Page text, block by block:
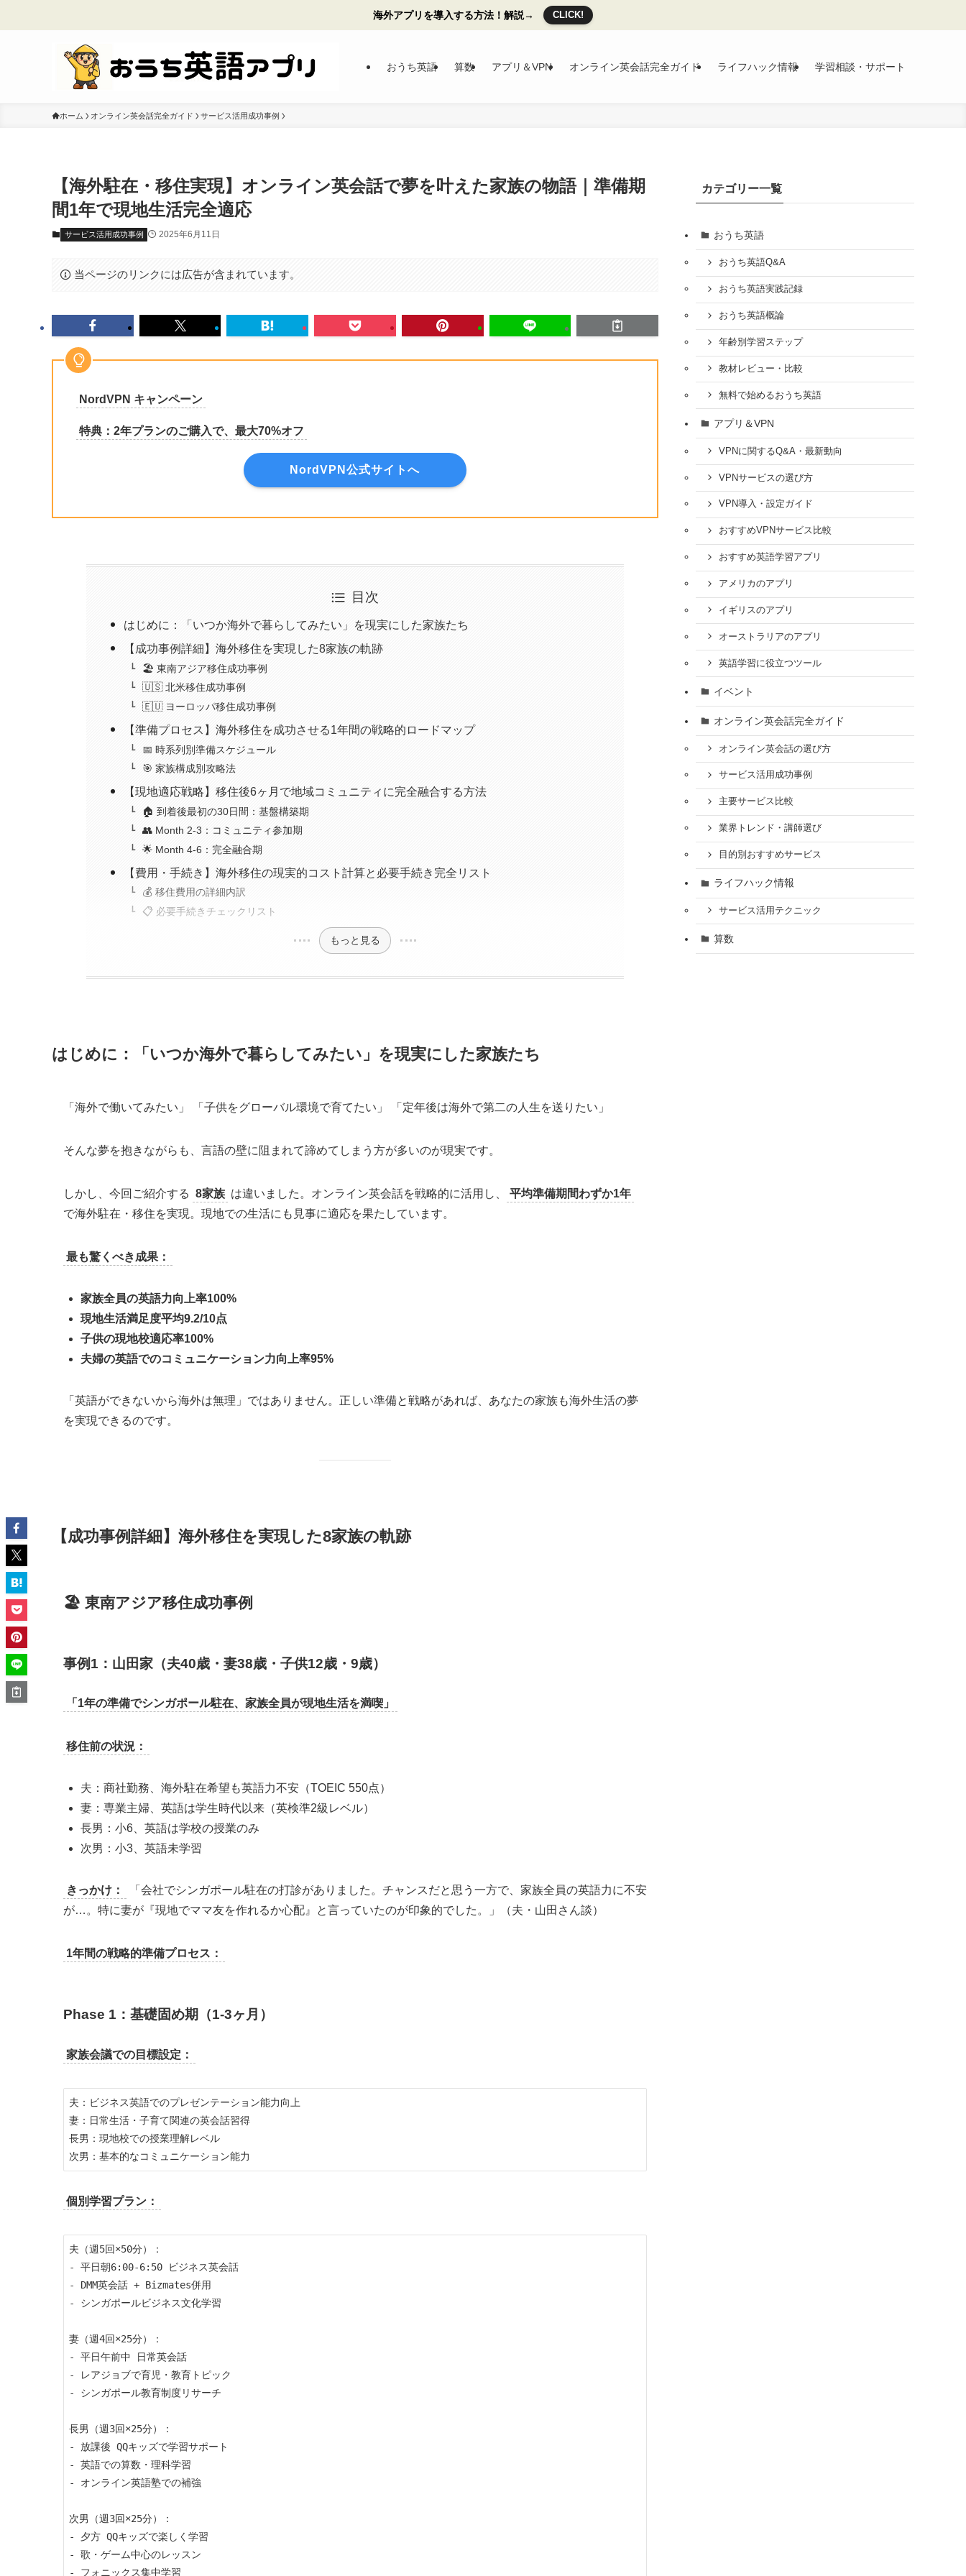
海外アプリを導入する方法！解説→ CLICK!
おうち英語 算数 アプリ＆VPN オンライン英会話完全ガイド ライフハック情報 学習相談・サポート
ホーム オンライン英会話完全ガイド サービス活用成功事例
【海外駐在・移住実現】オンライン英会話で夢を叶えた家族の物語｜準備期
間1年で現地生活完全適応
サービス活用成功事例 2025年6月11日
当ページのリンクには広告が含まれています。
NordVPN キャンペーン
特典：2年プランのご購入で、最大70%オフ
NordVPN公式サイトへ
目次
はじめに：「いつか海外で暮らしてみたい」を現実にした家族たち
【成功事例詳細】海外移住を実現した8家族の軌跡
🏖️ 東南アジア移住成功事例
🇺🇸 北米移住成功事例
🇪🇺 ヨーロッパ移住成功事例
【準備プロセス】海外移住を成功させる1年間の戦略的ロードマップ
📅 時系列別準備スケジュール
🎯 家族構成別攻略法
【現地適応戦略】移住後6ヶ月で地域コミュニティに完全融合する方法
🏠 到着後最初の30日間：基盤構築期
👥 Month 2-3：コミュニティ参加期
🌟 Month 4-6：完全融合期
【費用・手続き】海外移住の現実的コスト計算と必要手続き完全リスト
💰 移住費用の詳細内訳
📋 必要手続きチェックリスト
もっと見る
はじめに：「いつか海外で暮らしてみたい」を現実にした家族たち
「海外で働いてみたい」 「子供をグローバル環境で育てたい」 「定年後は海外で第二の人生を送りたい」
そんな夢を抱きながらも、言語の壁に阻まれて諦めてしまう方が多いのが現実です。
しかし、今回ご紹介する 8家族 は違いました。オンライン英会話を戦略的に活用し、
平均準備期間わずか1年
で海外駐在・移住を実現。現地での生活にも見事に適応を果たしています。
最も驚くべき成果：
家族全員の英語力向上率100%
現地生活満足度平均9.2/10点
子供の現地校適応率100%
夫婦の英語でのコミュニケーション力向上率95%
「英語ができないから海外は無理」ではありません。正しい準備と戦略があれば、あなたの家族も海外生活の夢
を実現できるのです。
【成功事例詳細】海外移住を実現した8家族の軌跡
🏖️ 東南アジア移住成功事例
事例1：山田家（夫40歳・妻38歳・子供12歳・9歳）
「1年の準備でシンガポール駐在、家族全員が現地生活を満喫」
移住前の状況：
夫：商社勤務、海外駐在希望も英語力不安（TOEIC 550点）
妻：専業主婦、英語は学生時代以来（英検準2級レベル）
長男：小6、英語は学校の授業のみ
次男：小3、英語未学習
きっかけ：
「会社でシンガポール駐在の打診がありました。チャンスだと思う一方で、家族全員の英語力に不安
が…。特に妻が『現地でママ友を作れるか心配』と言っていたのが印象的でした。」（夫・山田さん談）
1年間の戦略的準備プロセス：
Phase 1：基礎固め期（1-3ヶ月）
家族会議での目標設定：
夫：ビジネス英語でのプレゼンテーション能力向上
妻：日常生活・子育て関連の英会話習得
長男：現地校での授業理解レベル
個別学習プラン：
夫（週5回×50分）：
- 平日朝6:00-6:50 ビジネス英会話
- DMM英会話 + Bizmates併用
- シンガポールビジネス文化学習
妻（週4回×25分）：
- 平日午前中 日常英会話
- レアジョブで育児・教育トピック
- シンガポール教育制度リサーチ
長男（週3回×25分）：
- 放課後 QQキッズで学習サポート
- 英語での算数・理科学習
- オンライン英語塾での補強
次男（週3回×25分）：
- 夕方 QQキッズで楽しく学習
- 歌・ゲーム中心のレッスン
カテゴリー一覧
おうち英語
おうち英語Q&A
おうち英語実践記録
おうち英語概論
年齢別学習ステップ
教材レビュー・比較
無料で始めるおうち英語
アプリ＆VPN
VPNに関するQ&A・最新動向
VPNサービスの選び方
VPN導入・設定ガイド
おすすめVPNサービス比較
おすすめ英語学習アプリ
アメリカのアプリ
イギリスのアプリ
オーストラリアのアプリ
英語学習に役立つツール
イベント
オンライン英会話完全ガイド
オンライン英会話の選び方
サービス活用成功事例
主要サービス比較
業界トレンド・講師選び
目的別おすすめサービス
ライフハック情報
サービス活用テクニック
算数